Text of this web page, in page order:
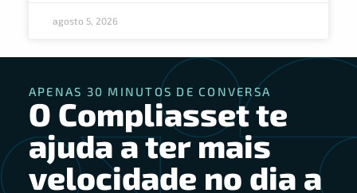
agosto 5, 2026
APENAS 30 MINUTOS DE CONVERSA
O Compliasset te
ajuda a ter mais
velocidade no dia a